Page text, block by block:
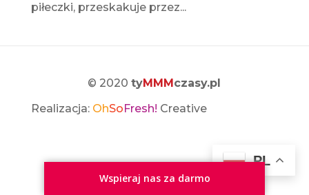
piłeczki, przeskakuje przez...
© 2020tyMMM czasy.pl
Realizacja: OhSo Fresh! Creative
PL
Wspieraj nas za darmo